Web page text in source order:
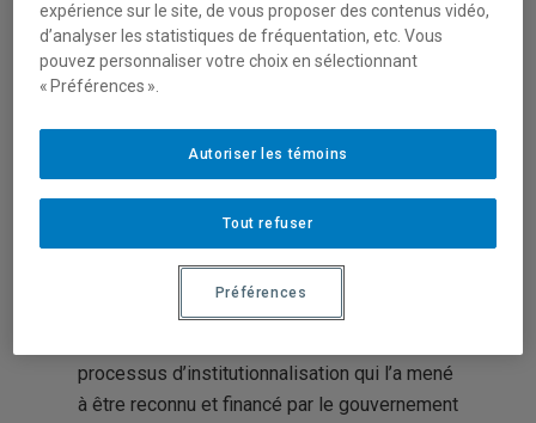
Un nouveau Cahier de recherche du CRISES
est disponible !
«Le transfert de l’innovation sociale : le
cas du soutien communautaire en
logement social au Québec», de Jean-
) et Christian Jetté (U. de
Montréal,CRISES) no ET2101.
« Le soutien communautaire en logement
social au Québec représente une innovation
processus d’institutionnalisation qui l’a mené
à être reconnu et financé par le gouvernement
expérience sur le site, de vous proposer des contenus vidéo,
d’analyser les statistiques de fréquentation, etc. Vous
pouvez personnaliser votre choix en sélectionnant
« Préférences ».
Tout refuser
Autoriser les témoins
Préférences